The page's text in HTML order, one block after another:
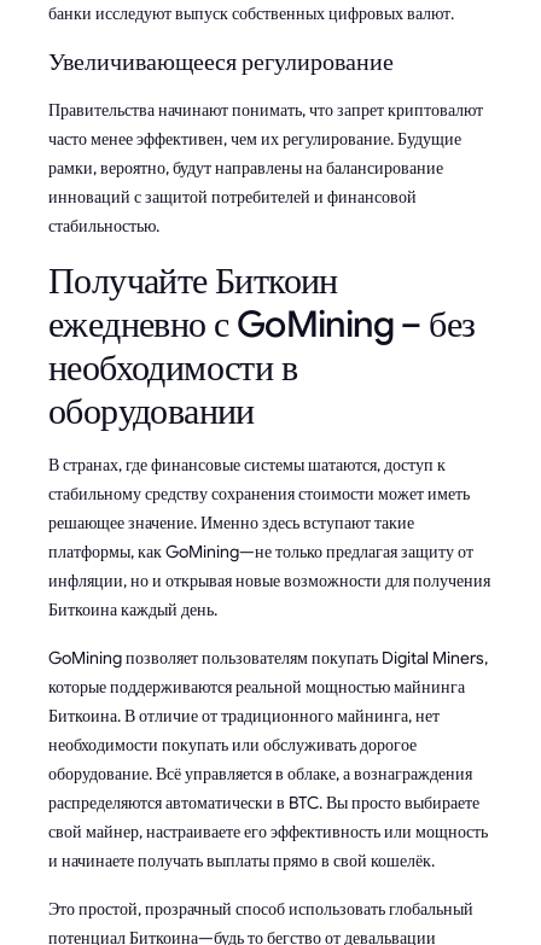
банки исследуют выпуск собственных цифровых валют.
Увеличивающееся регулирование
Правительства начинают понимать, что запрет криптовалют
часто менее эффективен, чем их регулирование. Будущие
рамки, вероятно, будут направлены на балансирование
инноваций с защитой потребителей и финансовой
стабильностью.
Получайте Биткоин
ежедневно с GoMining – без
необходимости в
оборудовании
В странах, где финансовые системы шатаются, доступ к
стабильному средству сохранения стоимости может иметь
решающее значение. Именно здесь вступают такие
платформы, как GoMining—не только предлагая защиту от
инфляции, но и открывая новые возможности для получения
Биткоина каждый день.
GoMining позволяет пользователям покупать Digital Miners,
которые поддерживаются реальной мощностью майнинга
Биткоина. В отличие от традиционного майнинга, нет
необходимости покупать или обслуживать дорогое
оборудование. Всё управляется в облаке, а вознаграждения
распределяются автоматически в BTC. Вы просто выбираете
свой майнер, настраиваете его эффективность или мощность
и начинаете получать выплаты прямо в свой кошелёк.
Это простой, прозрачный способ использовать глобальный
потенциал Биткоина—будь то бегство от девальвации